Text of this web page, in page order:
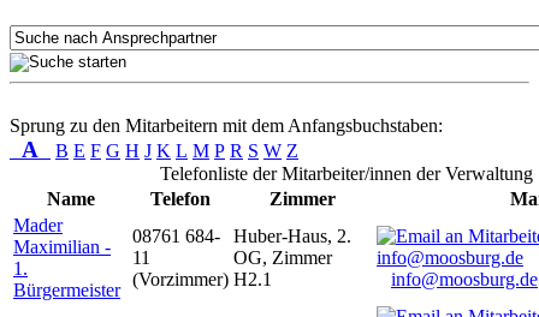
Sprung zu den Mitarbeitern mit dem Anfangsbuchstaben:
A B E F G H J K L M P R S W Z
Telefonliste der Mitarbeiter/innen der Verwaltung
Name
Telefon Zimmer
Mader
Maximilian -
1.
Bürgermeister
08761 684-
11
(Vorzimmer)
Huber-Haus, 2.
OG, Zimmer
H2.1
info@moosburg.de